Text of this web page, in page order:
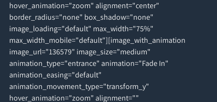
hover_animation="zoom" alignment="center"
border_radius="none" box_shadow="none"
image_loading="default" max_width="75%"
max_width_mobile="default"][image_with_animation
image_url="136579" image_size="medium"
animation_type="entrance" animation="Fade In"
animation_easing="default"
animation_movement_type="transform_y"
hover_animation="zoom" alignment=""